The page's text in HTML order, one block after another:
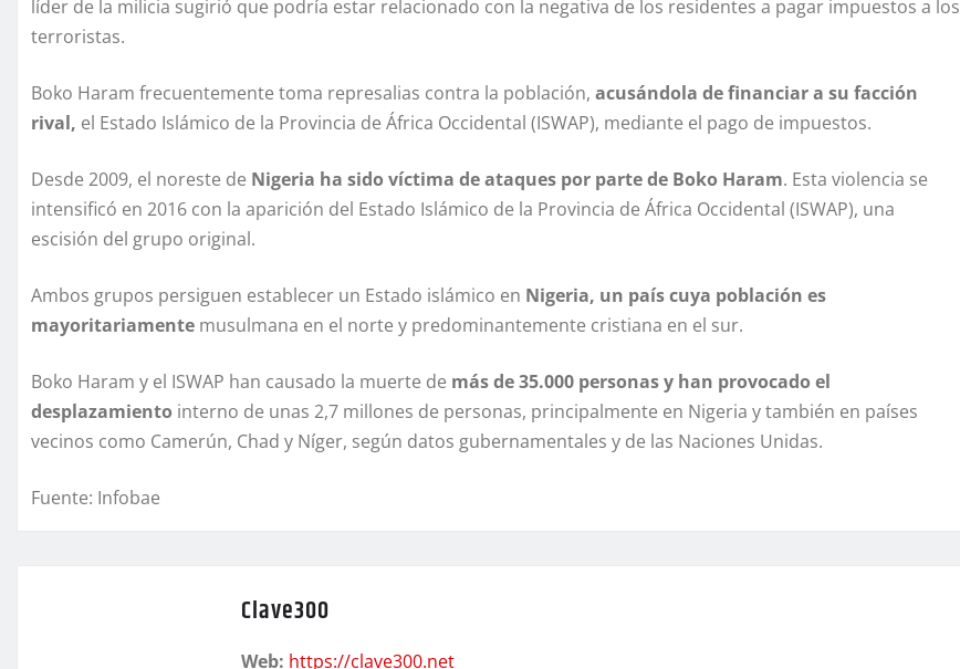
líder de la milicia sugirió que podría estar relacionado con la negativa de los residentes a pagar impuestos a los
terroristas.
Boko Haram frecuentemente toma represalias contra la población, acusándola de financiar a su facción
rival, el Estado Islámico de la Provincia de África Occidental (ISWAP), mediante el pago de impuestos.
Desde 2009, el noreste de Nigeria ha sido víctima de ataques por parte de Boko Haram. Esta violencia se
intensificó en 2016 con la aparición del Estado Islámico de la Provincia de África Occidental (ISWAP), una
escisión del grupo original.
Ambos grupos persiguen establecer un Estado islámico en Nigeria, un país cuya población es
mayoritariamente musulmana en el norte y predominantemente cristiana en el sur.
Boko Haram y el ISWAP han causado la muerte de más de 35.000 personas y han provocado el
desplazamiento interno de unas 2,7 millones de personas, principalmente en Nigeria y también en países
vecinos como Camerún, Chad y Níger, según datos gubernamentales y de las Naciones Unidas.
Fuente: Infobae
Clave300
Web: https://clave300.net